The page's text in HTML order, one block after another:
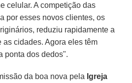
celular. A competição das
por esses novos clientes, os
reduziu rapidamente a
as cidades. Agora eles têm
ponta dos dedos".
da boa nova pela Igreja